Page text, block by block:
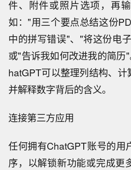
件、附件或照片选项，再
如："用三个要点总结这份
中的拼写错误"、"将这份电
或"告诉我如何改进我的简历
hatGPT可以整理列结构、计
并解释数字背后的含义。
连接第三方应用
任何拥有ChatGPT账号的用
序，以解锁新功能或完成更